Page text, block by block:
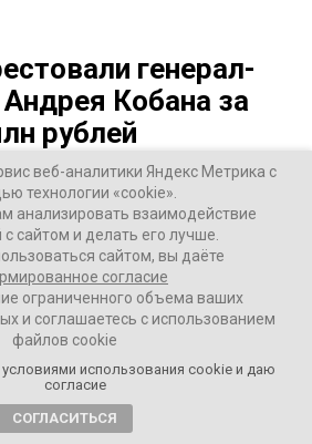
генерал-
Кобана за
рублей
суд оставил под арестом
войск Воздушно-
Андрея Кобана
по делу о взяточничестве в
(часть 6 статьи 290 УК РФ).
веб-аналитики Яндекс Метрика с
технологии «cookie».
анализировать взаимодействие
с сайтом и делать его лучше.
сайтом, вы даёте
согласие
ограниченного объема ваших
и соглашаетесь с использованием
файлов cookie
использования cookie и даю
согласие
СОГЛАСИТЬСЯ